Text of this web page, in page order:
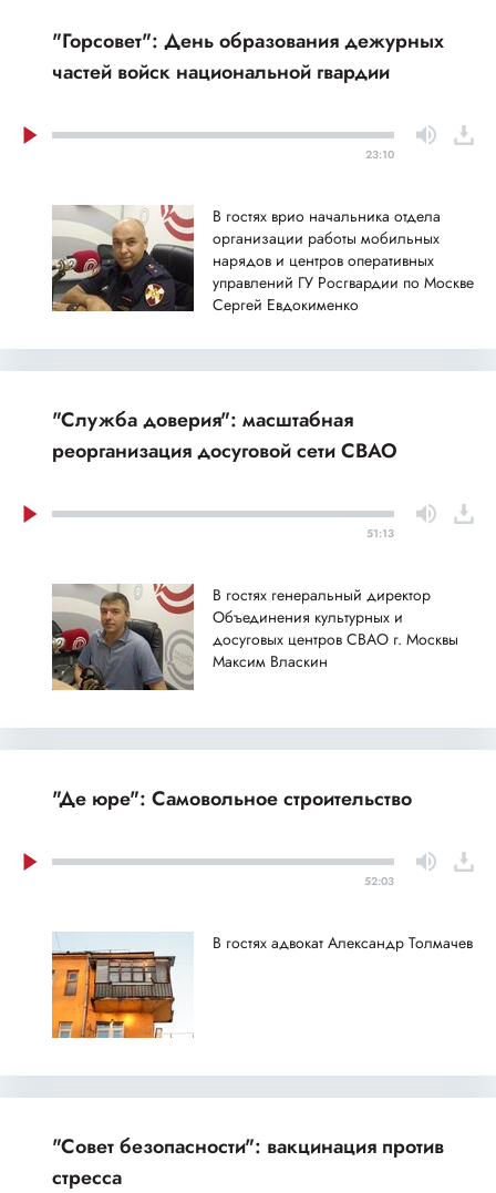
"Горсовет": День образования дежурных
частей войск национальной гвардии
23:10
В гостях врио начальника отдела
организации работы мобильных
нарядов и центров оперативных
управлений ГУ Росгвардии по Москве
Сергей Евдокименко
"Служба доверия": масштабная
реорганизация досуговой сети СВАО
51:13
В гостях генеральный директор
Объединения культурных и
досуговых центров СВАО г. Москвы
Максим Власкин
"Де юре": Самовольное строительство
52:03
В гостях адвокат Александр Толмачев
"Совет безопасности": вакцинация против
стресса